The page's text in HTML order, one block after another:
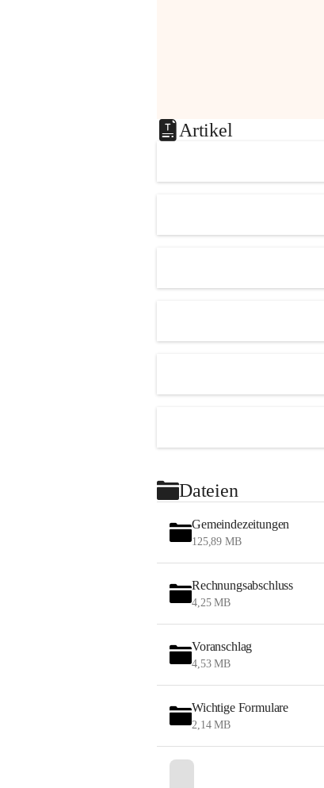
Artikel
Dateien
Gemeindezeitungen
125,89 MB
Rechnungsabschluss
4,25 MB
Voranschlag
4,53 MB
Wichtige Formulare
2,14 MB